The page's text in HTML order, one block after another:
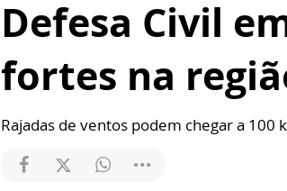
Defesa Civil
fortes na
Rajadas de ventos podem chegar a 100